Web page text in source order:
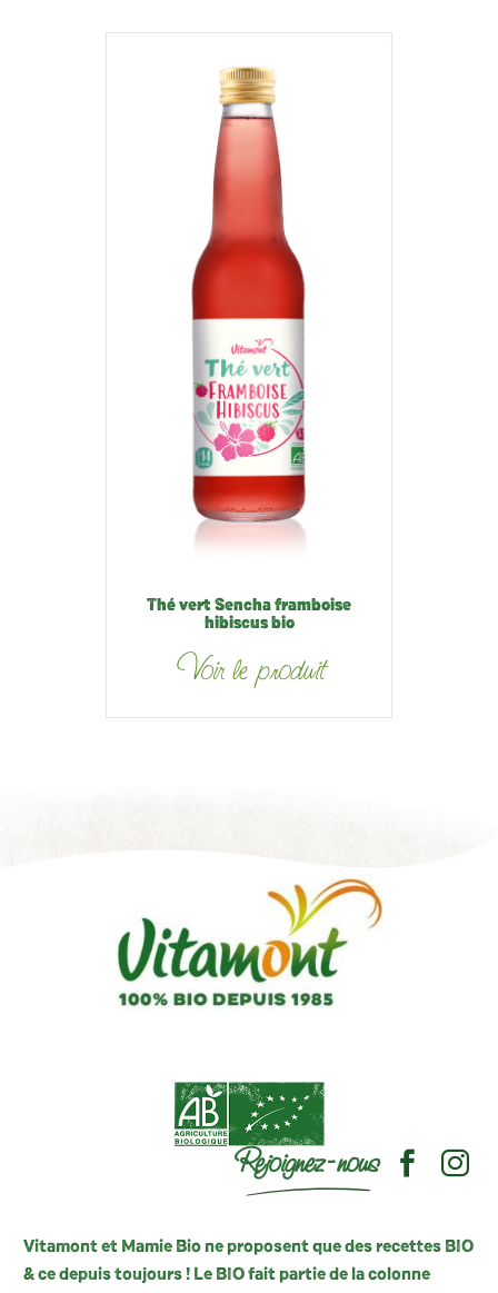
Thé vert Sencha framboise
hibiscus bio
Voir le produit
Rejoignez-nous
Vitamont et Mamie Bio ne proposent que des recettes BIO
& ce depuis toujours ! Le BIO fait partie de la colonne